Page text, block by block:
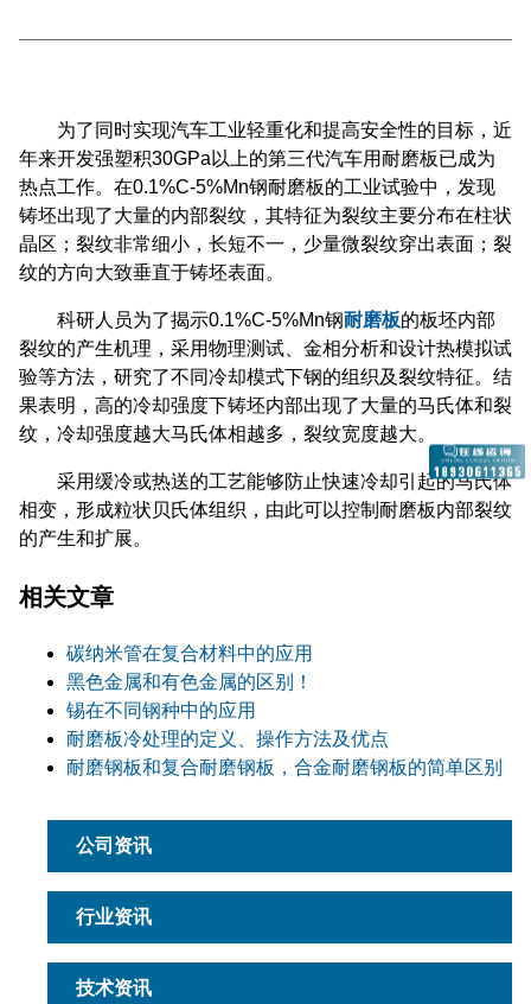
为了同时实现汽车工业轻重化和提高安全性的目标，近
年来开发强塑积30GPa以上的第三代汽车用耐磨板已成为
热点工作。在0.1%C-5%Mn钢耐磨板的工业试验中，发现
铸坯出现了大量的内部裂纹，其特征为裂纹主要分布在柱状
晶区；裂纹非常细小，长短不一，少量微裂纹穿出表面；裂
纹的方向大致垂直于铸坯表面。
科研人员为了揭示0.1%C-5%Mn钢耐磨板的板坯内部
裂纹的产生机理，采用物理测试、金相分析和设计热模拟试
验等方法，研究了不同冷却模式下钢的组织及裂纹特征。结
果表明，高的冷却强度下铸坯内部出现了大量的马氏体和裂
纹，冷却强度越大马氏体相越多，裂纹宽度越大。
采用缓冷或热送的工艺能够防止快速冷却引起的马氏体
相变，形成粒状贝氏体组织，由此可以控制耐磨板内部裂纹
的产生和扩展。
相关文章
碳纳米管在复合材料中的应用
黑色金属和有色金属的区别！
锡在不同钢种中的应用
耐磨板冷处理的定义、操作方法及优点
耐磨钢板和复合耐磨钢板，合金耐磨钢板的简单区别
公司资讯
行业资讯
技术资讯